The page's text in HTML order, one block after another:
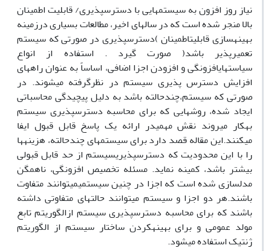
نیاز روز افزون به سیستمهایی با دسترسپذیری/ قابلیت اطمینان
بالا منجر شده است که در سالهای اخیر، مطالعات بسیاری درزمینه
بهینهسازی قابلیتاطمینان )دسترسپذیری در صورتی که سیستم
تعمیرپذیر باشد( صورت گیرد . استفاده از انواع
سیاستهایافزونگی و افزودن اجزا اضافی، اساساً به عنوان راههای
افزایش دسترس پذیری سیستم در نظرگرفته میشوند. در
صورتی که سیستم،چندحالته باشد به دلیل پیچیدگی محاسباتی
ایجاد شده، روشهایی که برای محاسبه دسترسپذیری سیستم
بهکار میروند نقش مهمیدر ارائه یک پاسخ قابل قبول ایفا
میکنند.این مقاله قصد دارد برای سیستمهای چندحالته، هزینهها
را با این محدودیت که دسترسپذیریسیستم از حد قابل قبولی
بیشتر باشد، کمینه نماید. مسئله تخصیص افزونگی، ناهمگن
مدلسازی شده است که اجزا در چنین سیستمیمیتوانند متفاوت
باشند.هر دو اجزا و سیستم میتوانند حالتهای متفاوتی داشته
باشند که برای محاسبه دسترسپذیری سیستم ازالگوریتم تابع
مولد عمومی و برای بهینهکردن ساختار سیستم از الگوریتم
ژنتیک استفاده میشود.